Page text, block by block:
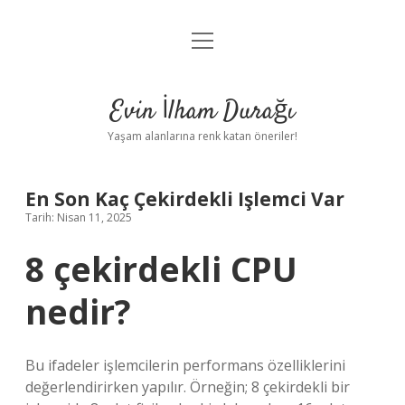
Anasayfa
Yasal Uyarı
menüyü
Evin İlham Durağı
Yaşam alanlarına renk katan öneriler!
En Son Kaç Çekirdekli Işlemci Var
Tarih: Nisan 11, 2025
8 çekirdekli CPU
nedir?
Bu ifadeler işlemcilerin performans özelliklerini
değerlendirirken yapılır. Örneğin; 8 çekirdekli bir